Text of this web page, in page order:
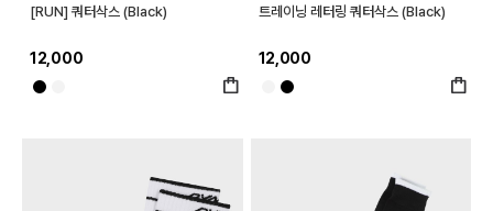
[RUN] 쿼터삭스 (Black)
12,000
트레이닝 레터링 쿼터삭스 (Black)
12,000